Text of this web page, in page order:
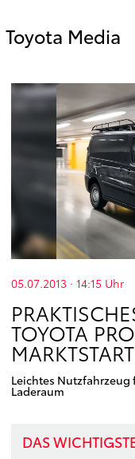
Toyota Media
05.07.2013 · 14:15 Uhr
TOYOTA
MARKTSTART
Leichtes
Laderaum
DAS